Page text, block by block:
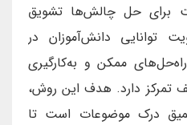
برای حل چالش‌ها تشویق
توانایی دانش‌آموزان در
ممکن و به‌کارگیری
تمرکز دارد. هدف این روش،
درک موضوعات است تا